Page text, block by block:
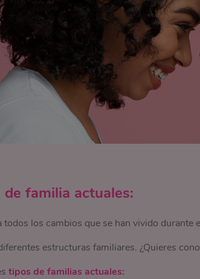
de familia actuales:
todos los cambios que se han vivido
estructuras familiares. ¿Quieres
tipos de familias actuales: